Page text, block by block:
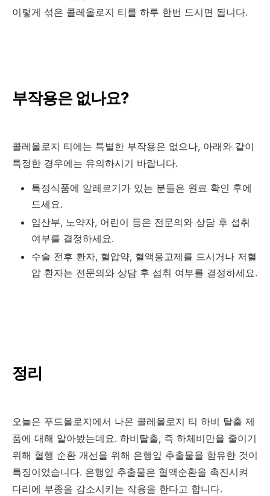
이렇게 섞은 콜레올로지 티를 하루 한번 드시면 됩니다.
부작용은 없나요?
콜레올로지 티에는 특별한 부작용은 없으나, 아래와 같이
특정한 경우에는 유의하시기 바랍니다.
특정식품에 알레르기가 있는 분들은 원료 확인 후에
드세요.
임산부, 노약자, 어린이 등은 전문의와 상담 후 섭취
여부를 결정하세요.
수술 전후 환자, 혈압약, 혈액응고제를 드시거나 저혈
압 환자는 전문의와 상담 후 섭취 여부를 결정하세요.
정리
오늘은 푸드올로지에서 나온 콜레올로지 티 하비 탈출 제
품에 대해 알아봤는데요. 하비탈출, 즉 하체비만을 줄이기
위해 혈행 순환 개선을 위해 은행잎 추출물을 함유한 것이
특징이었습니다. 은행잎 추출물은 혈액순환을 촉진시켜
다리에 부종을 감소시키는 작용을 한다고 합니다.